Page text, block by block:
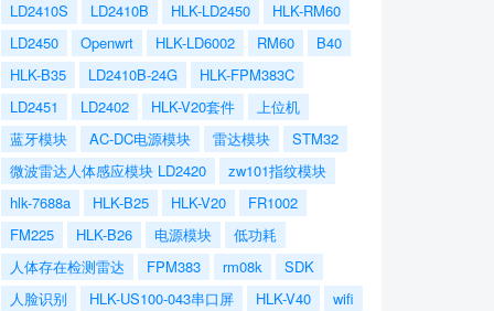
LD2410S
LD2410B HLK-LD2450
HLK-RM60
LD2450
Openwrt HLK-LD6002 RM60
B40
HLK-B35
LD2410B-24G
HLK-FPM383C
LD2451
LD2402 HLK-V20套件
上位机
蓝牙模块
AC-DC电源模块 雷达模块
STM32
微波雷达人体感应模块 LD2420
zw101指纹模块
hlk-7688a
HLK-B25 HLK-V20
FR1002
FM225
HLK-B26 电源模块
低功耗
人体存在检测雷达
FPM383 rm08k
SDK
人脸识别
HLK-US100-043串口屏 HLK-V40
wifi